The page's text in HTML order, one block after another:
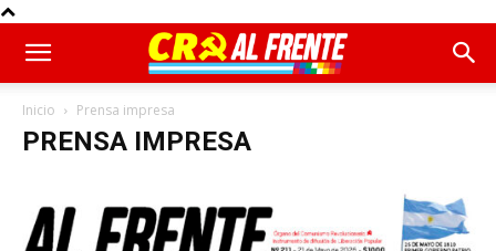
Inicio Prensa impresa
PRENSA IMPRESA